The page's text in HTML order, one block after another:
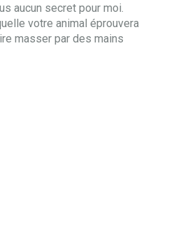
aucun secret pour moi.
votre animal éprouvera
masser par des mains